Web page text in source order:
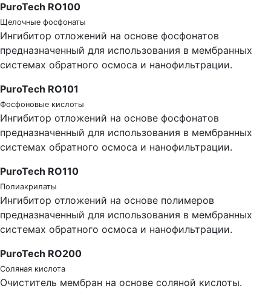
PuroTech RO100
Щелочные фосфонаты
Ингибитор отложений на основе фосфонатов
предназначенный для использования в мембранных
системах обратного осмоса и нанофильтрации.
PuroTech RO101
Фосфоновые кислоты
Ингибитор отложений на основе фосфонатов
предназначенный для использования в мембранных
системах обратного осмоса и нанофильтрации.
PuroTech RO110
Полиакрилаты
Ингибитор отложений на основе полимеров
предназначенный для использования в мембранных
системах обратного осмоса и нанофильтрации.
PuroTech RO200
Соляная кислота
Очиститель мембран на основе соляной кислоты.